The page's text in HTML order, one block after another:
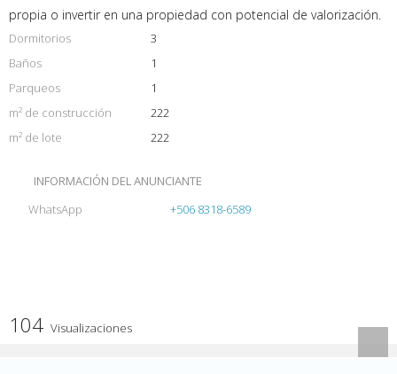
propia o invertir en una propiedad con potencial de valorización.
Dormitorios
3
Baños
1
Parqueos
1
m² de construcción
222
m² de lote
222
INFORMACIÓN DEL ANUNCIANTE
WhatsApp
+506 8318-6589
104 Visualizaciones